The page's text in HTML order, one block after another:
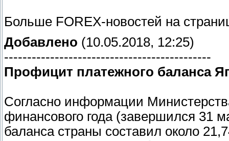
Больше FOREX-новостей на
Добавлено (10.05.2018, 12:25)
---------------------------------------------
Профицит платежного баланса
Согласно информации
финансового года (завершился 31
баланса страны составил около